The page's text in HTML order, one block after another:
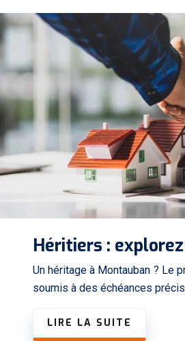
Héritiers :
Un héritage à Montauban ? Le
soumis à des échéances
LIRE LA SUITE